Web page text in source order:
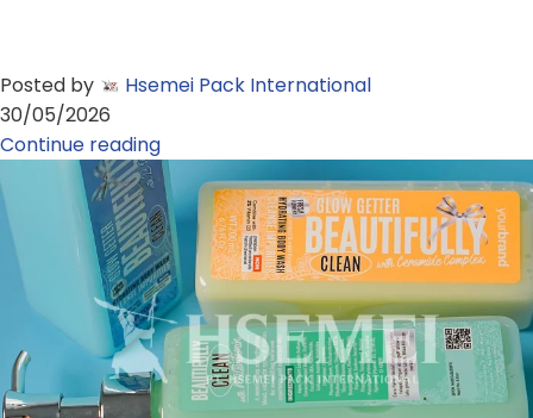
Posted by
Hsemei Pack International
30/05/2026
Continue reading